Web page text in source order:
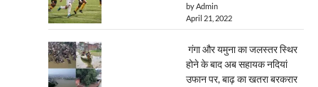
by Admin
April 21, 2022
गंगा और यमुना का जलस्तर स्थिर
होने के बाद अब सहायक नदियां
उफान पर, बाढ़ का खतरा बरकरार